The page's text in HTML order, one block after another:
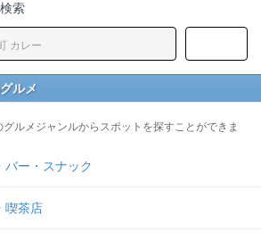
索
ルメ
ルメジャンルからスポットを探すことができま
バー・スナック
喫茶店